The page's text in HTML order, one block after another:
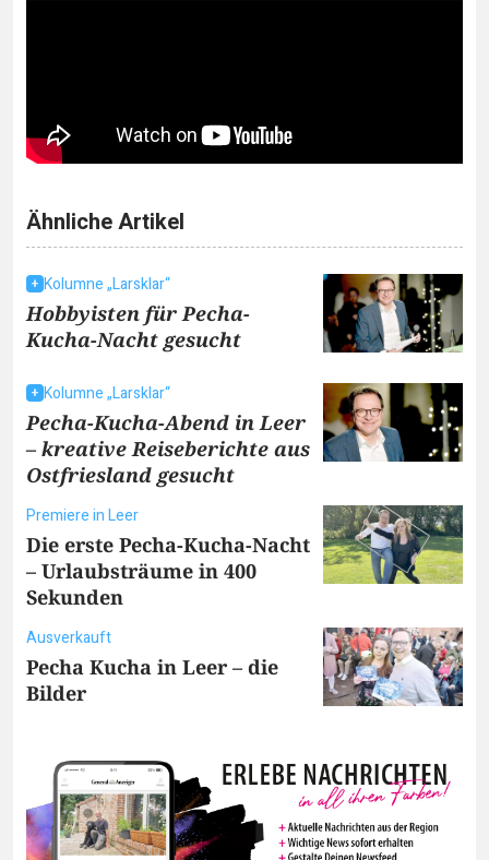
Ähnliche Artikel
Kolumne „Larsklar“
Hobbyisten für Pecha-
Kucha-Nacht gesucht
Kolumne „Larsklar“
Pecha-Kucha-Abend in Leer
– kreative Reiseberichte aus
Ostfriesland gesucht
Premiere in Leer
Die erste Pecha-Kucha-Nacht
– Urlaubsträume in 400
Sekunden
Ausverkauft
Pecha Kucha in Leer – die
Bilder